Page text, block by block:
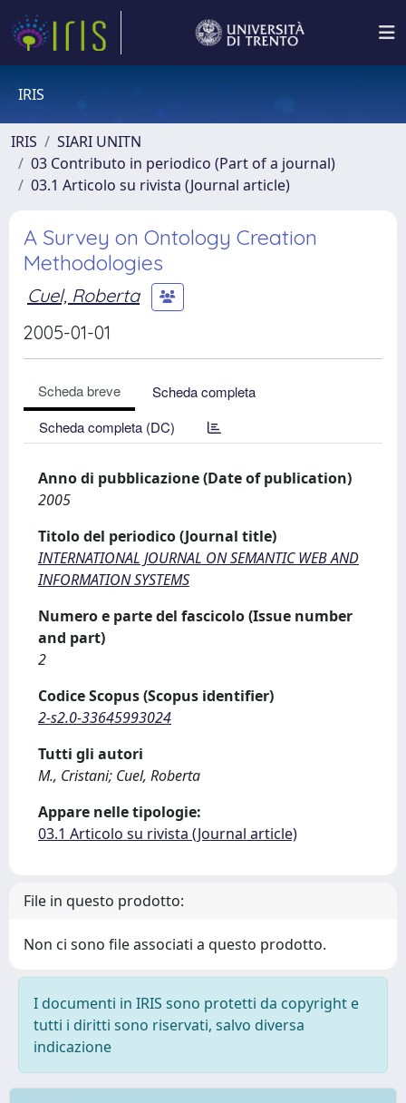
IRIS
IRIS
SIARI UNITN
03 Contributo in periodico (Part of a journal)
03.1 Articolo su rivista (Journal article)
A Survey on Ontology Creation
Methodologies
Cuel, Roberta
2005-01-01
Scheda breve
Scheda completa
Scheda completa (DC)
Anno di pubblicazione (Date of publication)
2005
Titolo del periodico (Journal title)
INTERNATIONAL JOURNAL ON SEMANTIC WEB AND
INFORMATION SYSTEMS
Numero e parte del fascicolo (Issue number
and part)
2
Codice Scopus (Scopus identifier)
2-s2.0-33645993024
Tutti gli autori
M., Cristani; Cuel, Roberta
Appare nelle tipologie:
03.1 Articolo su rivista (Journal article)
File in questo prodotto:
Non ci sono file associati a questo prodotto.
I documenti in IRIS sono protetti da copyright e
tutti i diritti sono riservati, salvo diversa
indicazione